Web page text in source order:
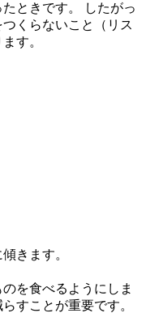
とき です。 したがっ
くらないこと（リス
す。
きます。
を食べるようにしま
すことが重要です。